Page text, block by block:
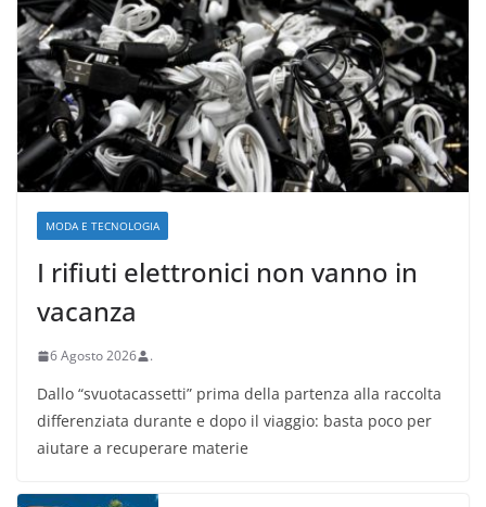
MODA E TECNOLOGIA
I rifiuti elettronici non vanno in
vacanza
6 Agosto 2026 .
Dallo “svuotacassetti” prima della partenza alla raccolta
differenziata durante e dopo il viaggio: basta poco per
aiutare a recuperare materie